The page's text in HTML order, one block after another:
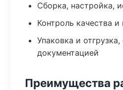
Сборка, настройка,
Контроль качества
Упаковка и
документацией
Преимущества